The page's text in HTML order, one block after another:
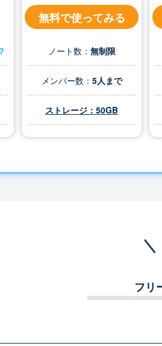
無料で使ってみる
ノート数： 無制限
メンバー数： 5人まで
ストレージ：50GB
フリ